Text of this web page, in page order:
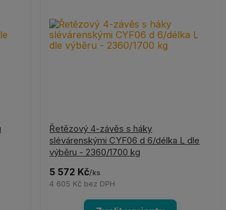
Řetězový 4-závěs s háky
slévárenskými CYF06 d 6/délka L dle
výběru - 2360/1700 kg
5 572 Kč/ks
4 605 Kč bez DPH